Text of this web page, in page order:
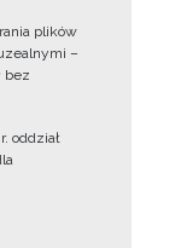
plików
–
bez
oddział